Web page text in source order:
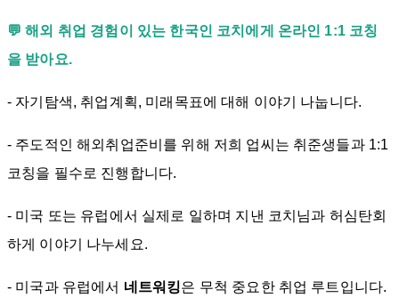
💬 해외 취업 경험이 있는 한국인 코치에게 온라인 1:1 코칭
을 받아요.
- 자기탐색, 취업계획, 미래목표에 대해 이야기 나눕니다.
- 주도적인 해외취업준비를 위해 저희 업씨는 취준생들과 1:1
코칭을 필수로 진행합니다.
- 미국 또는 유럽에서 실제로 일하며 지낸 코치님과 허심탄회
하게 이야기 나누세요.
- 미국과 유럽에서 네트워킹은 무척 중요한 취업 루트입니다.